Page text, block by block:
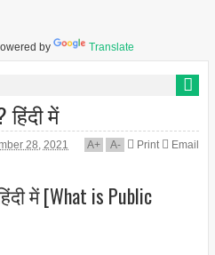
by Translate
हिंदी में
28, 2021 A+ A- Print Email
में [What is Public